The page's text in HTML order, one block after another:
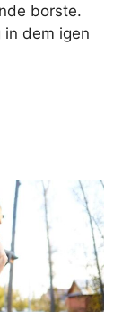
borste.
dem igen